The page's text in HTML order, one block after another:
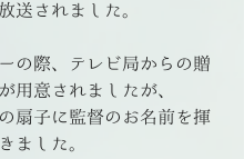
送されました。
の際、テレビ局からの贈
用意されましたが、
扇子に監督のお名前を揮
ました。